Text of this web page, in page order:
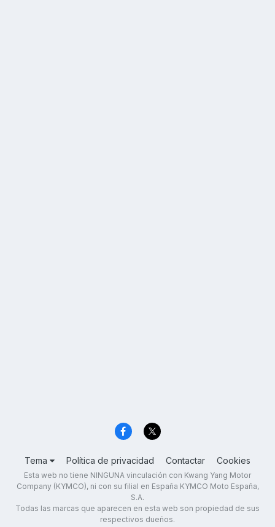
Tema Política de privacidad Contactar Cookies
Esta web no tiene NINGUNA vinculación con Kwang Yang Motor
Company (KYMCO), ni con su filial en España KYMCO Moto España,
S.A.
Todas las marcas que aparecen en esta web son propiedad de sus
respectivos dueños.